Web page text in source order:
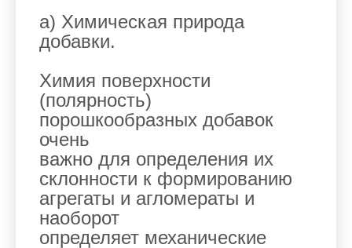
а) Химическая природа
добавки.
Химия поверхности
(полярность)
порошкообразных добавок
очень
важно для определения их
склонности к формированию
агрегаты и агломераты и
наоборот
определяет механические